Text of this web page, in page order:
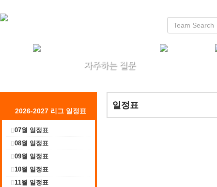
2026-2027 리그 일정표
07월 일정표
08월 일정표
09월 일정표
10월 일정표
11월 일정표
일정표